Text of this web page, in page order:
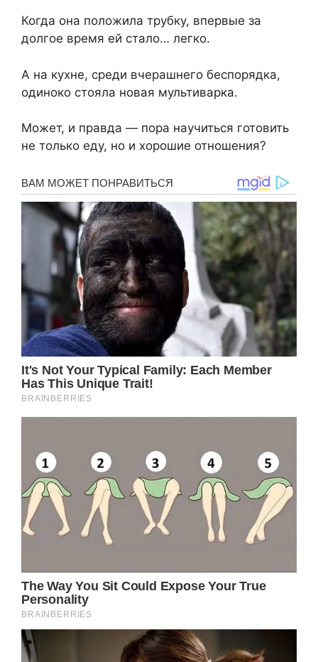
Когда она положила трубку, впервые за
долгое время ей стало… легко.
А на кухне, среди вчерашнего беспорядка,
одиноко стояла новая мультиварка.
Может, и правда — пора научиться готовить
не только еду, но и хорошие отношения?